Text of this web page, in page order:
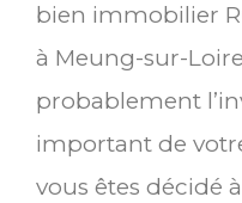
bien immobilier
à Meung-sur-
probablement
important de
vous êtes décidé